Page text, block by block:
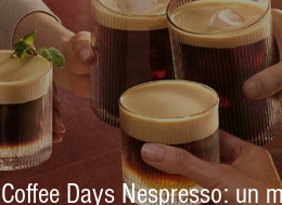
Coffee Days Nespresso: un